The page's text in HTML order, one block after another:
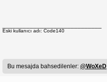
Eski kullanıcı adı: Code140
Bu mesajda bahsedilenler: @WoXeD